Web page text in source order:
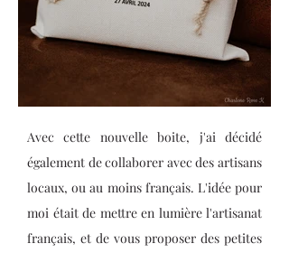
Avec cette nouvelle boite, j'ai décidé
également de collaborer avec des artisans
locaux, ou au moins français. L'idée pour
moi était de mettre en lumière l'artisanat
français, et de vous proposer des petites